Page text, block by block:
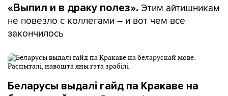
«Выпил и в драку полез». Этим айтишникам
не повезло с коллегами – и вот чем все
закончилось
Беларусы выдалі гайд па Кракаве на